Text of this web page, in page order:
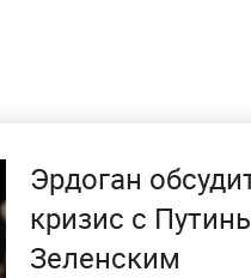
Эрдоган
кризис с
Зеленским